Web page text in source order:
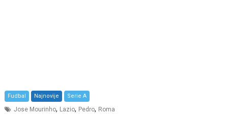
Fudbal Najnovije Serie A
Jose Mourinho, Lazio, Pedro, Roma